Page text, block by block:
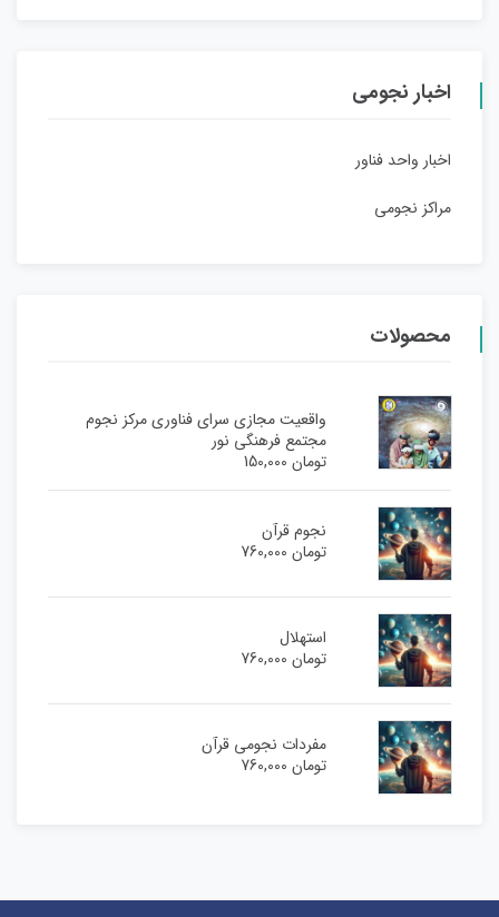
اخبار نجومی
اخبار واحد فناور
مراکز نجومی
محصولات
واقعیت مجازی سرای فناوری مرکز نجوم
مجتمع فرهنگی نور
تومان150,000
نجوم قرآن
تومان760,000
استهلال
تومان760,000
مفردات نجومی قرآن
تومان760,000